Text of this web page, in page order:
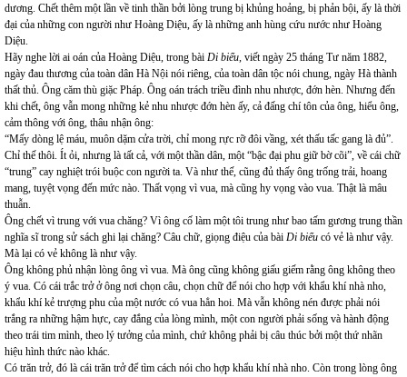
dương. Chết thêm một lần về tinh thần bởi lòng trung bị khủng hoảng, bị phản bội, ấy là thời
đại của những con người như Hoàng Diệu, ấy là những anh hùng cứu nước như Hoàng
Diệu.
Hãy nghe lời ai oán của Hoàng Diệu, trong bài Di biểu, viết ngày 25 tháng Tư năm 1882,
ngày đau thương của toàn dân Hà Nội nói riêng, của toàn dân tộc nói chung, ngày Hà thành
thất thủ. Ông căm thù giặc Pháp. Ông oán trách triều đình nhu nhược, đớn hèn. Nhưng đến
khi chết, ông vẫn mong những kẻ nhu nhược đớn hèn ấy, cả đấng chí tôn của ông, hiểu ông,
cảm thông với ông, thâu nhận ông:
“Mấy dòng lệ máu, muôn dặm cửa trời, chỉ mong rực rỡ đôi vầng, xét thấu tấc gang là đủ”.
Chỉ thế thôi. Ít ỏi, nhưng là tất cả, với một thần dân, một “bậc đại phu giữ bờ cõi”, về cái chữ
“trung” cay nghiệt trói buộc con người ta. Và như thế, cũng đủ thấy ông trống trải, hoang
mang, tuyệt vọng đến mức nào. Thất vọng vì vua, mà cũng hy vọng vào vua. Thật là mâu
thuẫn.
Ông chết vì trung với vua chăng? Vì ông cố làm một tôi trung như bao tấm gương trung thần
nghĩa sĩ trong sử sách ghi lại chăng? Câu chữ, giọng điệu của bài Di biểu có vẻ là như vậy.
Mà lại có vẻ không là như vậy.
Ông không phủ nhận lòng ông vì vua. Mà ông cũng không giấu giếm rằng ông không theo
ý vua. Có cái trắc trở ở ông nơi chọn câu, chọn chữ để nói cho hợp với khẩu khí nhà nho,
khẩu khí kẻ trượng phu của một nước có vua hẳn hoi. Mà vẫn không nén được phải nói
trắng ra những hậm hực, cay đắng của lòng mình, một con người phải sống và hành động
theo trái tim mình, theo lý tưởng của mình, chứ không phải bị câu thúc bởi một thứ nhãn
hiệu hình thức nào khác.
Có trăn trở, đó là cái trăn trở để tìm cách nói cho hợp khẩu khí nhà nho. Còn trong lòng ông